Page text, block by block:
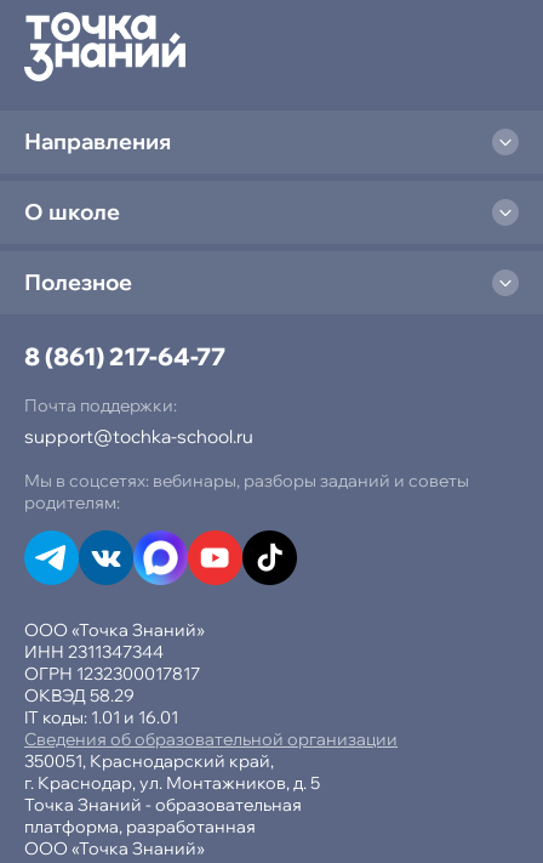
ООО «Точка Знаний»
ИНН 2311347344
ОГРН 1232300017817
ОКВЭД 58.29
IT коды: 1.01 и 16.01
Сведения об образовательной организации
350051, Краснодарский край,
г. Краснодар, ул. Монтажников, д. 5
Точка Знаний - образовательная
платформа, разработанная
ООО «Точка Знаний»
Направления
О школе
Полезное
8 (861) 217-64-77
Почта поддержки:
support@tochka-school.ru
Мы в соцсетях: вебинары, разборы заданий и советы
родителям: